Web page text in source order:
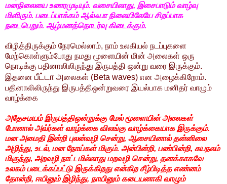
மனநிலையை உணரமுடியும். வசையிலாது, இசைபாடும் வாழ்வு
மிளிரும். படைப்பாக்கம் ஆல்ஃபா நிலையிலேயே சிறப்பாக
நடைபெறும். ஆழ்மனத்தொடர்வு கிடைக்கும்.
விழித்திருக்கும் நேரமெல்லாம், நாம் உலகியல் நடப்புகளை
மேற்கொள்ளும்போது நமது மூளையின் மின் அலைகள் ஒரு
நொடிக்கு பதினாலிலிருந்து இருபத்தி ஒன்று வரை இருக்கும்.
இதனை பீட்டா அலைகள் (Beta waves) என அழைக்கிறோம்.
பதினாலிலிருந்து இருபத்திஒன்றுவரை இயல்பாக மனிதர் வாழும்
வாழ்க்கை
அதேசமயம் இருபத்திஒன்றுக்கு மேல் மூளையின் அலைகள்
போனால் அவ்ர்கள் வாழ்க்கை விலங்கு வாழ்க்கையாக இருக்கும்.
மன அமைதி இன்றி புலன்வழி சென்று, ஆசையினால் தன்னிலை
அழிந்து, உடல், மன நோய்கள் மிகும். அன்பின்றி, பண்பின்றி, சுயநலம்
மிகுந்து, அறவழி நாட்டமில்லாது மறவழி சென்று, தனக்காகவே
உலகம் படைக்கப்பட்டு இருக்கிறது என்கிற சீழ்பிடித்த எண்னம்
தோன்றி, ஈயினும் இழிந்து, நாயினும் கடையனாகி வாழும்